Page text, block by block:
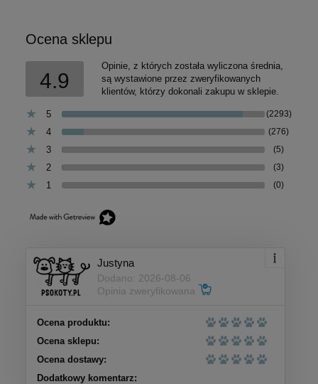
Ocena sklepu
4.9
Opinie, z których została wyliczona średnia,
są wystawione przez zweryfikowanych
klientów, którzy dokonali zakupu w sklepie.
5 (2293)
4 (276)
3 (5)
2 (3)
1 (0)
Justyna
Dodano: 2026-08-06
Opinia zweryfikowana
Ocena produktu:
Ocena sklepu:
Ocena dostawy:
Dodatkowy komentarz: